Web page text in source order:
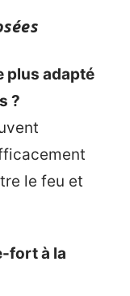
plus adapté
?
le feu et
fort à la